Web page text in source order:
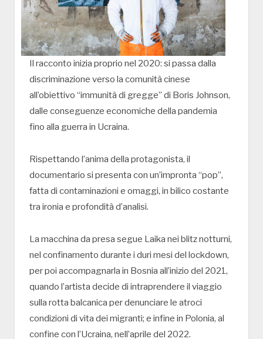
Il racconto inizia proprio nel 2020: si passa dalla
discriminazione verso la comunità cinese
all’obiettivo “immunità di gregge” di Boris Johnson,
dalle conseguenze economiche della pandemia
fino alla guerra in Ucraina.
Rispettando l’anima della protagonista, il
documentario si presenta con un’impronta “pop”,
fatta di contaminazioni e omaggi, in bilico costante
tra ironia e profondità d’analisi.
La macchina da presa segue Laika nei blitz notturni,
nel confinamento durante i duri mesi del lockdown,
per poi accompagnarla in Bosnia all’inizio del 2021,
quando l’artista decide di intraprendere il viaggio
sulla rotta balcanica per denunciare le atroci
condizioni di vita dei migranti; e infine in Polonia, al
confine con l’Ucraina, nell’aprile del 2022.